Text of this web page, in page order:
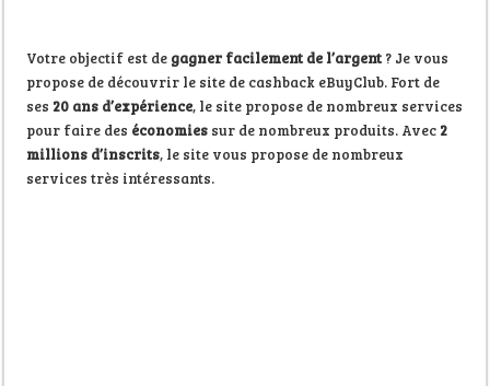
Votre objectif est de gagner facilement de l’argent ? Je vous
propose de découvrir le site de cashback eBuyClub. Fort de
ses 20 ans d’expérience, le site propose de nombreux services
pour faire des économies sur de nombreux produits. Avec 2
millions d’inscrits, le site vous propose de nombreux
services très intéressants.